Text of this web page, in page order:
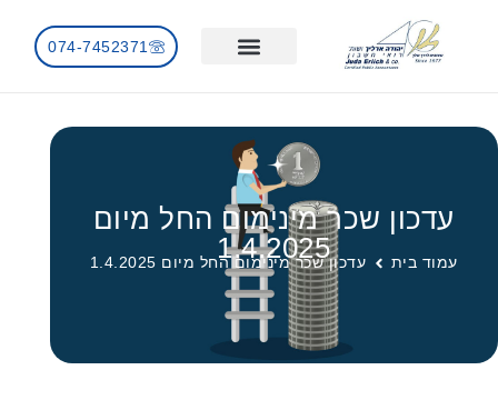
074-7452371
עדכון שכר מינימום החל מיום
1.4.2025
עמוד בית עדכון שכר מינימום החל מיום 1.4.2025